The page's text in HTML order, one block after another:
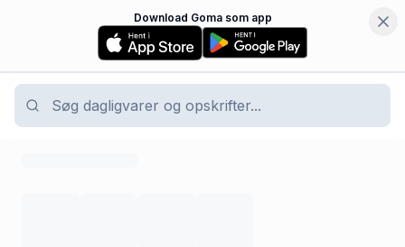
Download Goma som app